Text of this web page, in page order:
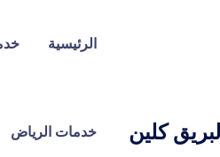
كلين
الرئيسية
خدمات الرياض